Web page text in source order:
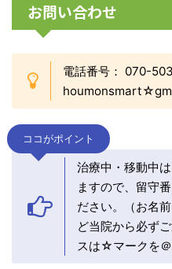
お問い合わせ
電話番号： 070-
ココがポイント
治療中・移動中
ますので、留守
ださい。（お名
ど当院から必ず
スは☆マークを＠